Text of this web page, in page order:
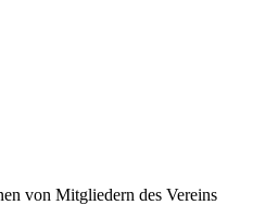
von Mitgliedern des Vereins